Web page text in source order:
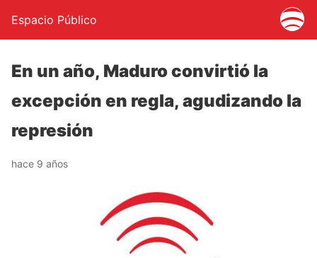
Espacio Público
En un año, Maduro convirtió la
excepción en regla, agudizando la
represión
hace 9 años